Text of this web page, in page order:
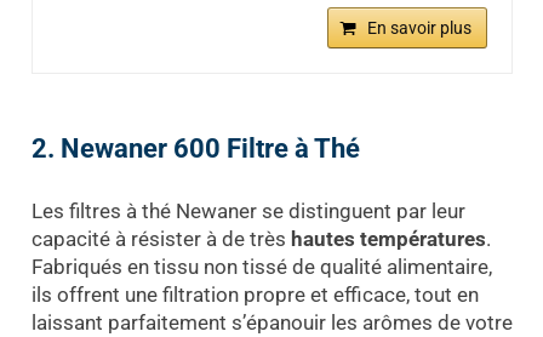
En savoir plus
2. Newaner 600 Filtre à Thé
Les filtres à thé Newaner se distinguent par leur
capacité à résister à de très hautes températures.
Fabriqués en tissu non tissé de qualité alimentaire,
ils offrent une filtration propre et efficace, tout en
laissant parfaitement s’épanouir les arômes de votre